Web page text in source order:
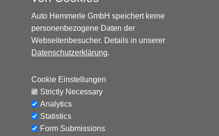
Auto Hemmerle GmbH speichert keine
personenbezogene Daten der
Webseitenbesucher. Details in unserer
Datenschutzerklärung.
Cookie Einstellungen
Strictly Necessary
Analytics
Statistics
Form Submissions